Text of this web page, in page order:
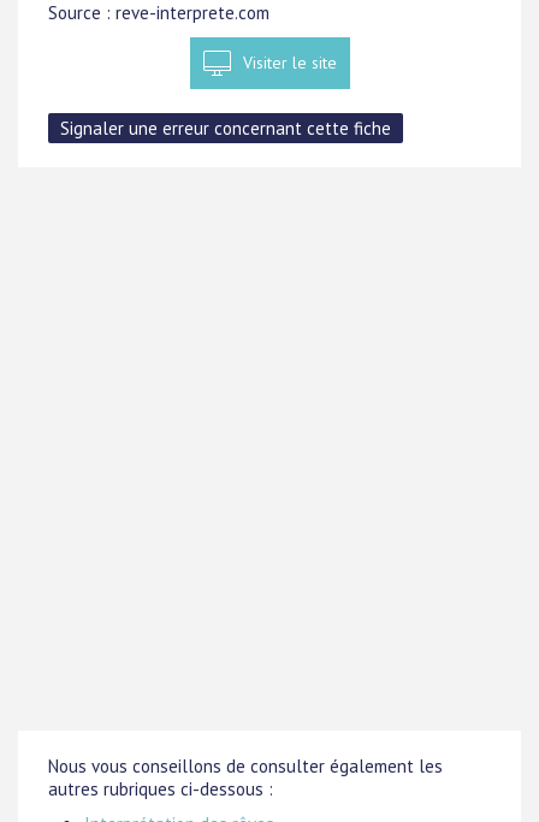
Source : reve-interprete.com
Visiter le site
Nous vous conseillons de consulter également les
autres rubriques ci-dessous :